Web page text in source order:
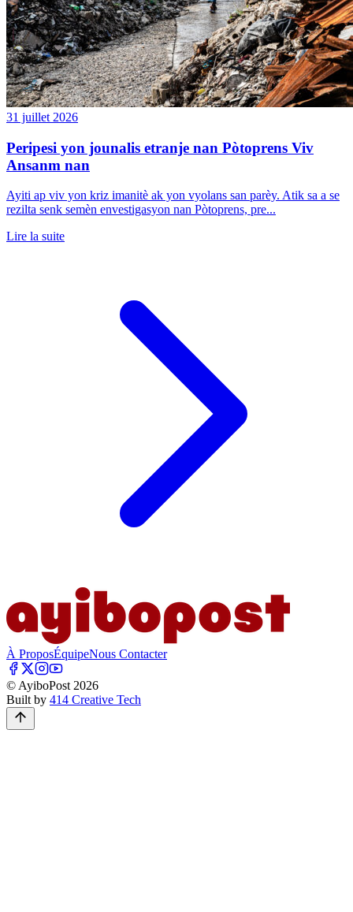
31 juillet 2026
Peripesi yon jounalis etranje nan Pòtoprens Viv
Ansanm nan
Ayiti ap viv yon kriz imanitè ak yon vyolans san parèy. Atik sa a se
rezilta senk semèn envestigasyon nan Pòtoprens, pre...
Lire la suite
À ProposÉquipeNous Contacter
© AyiboPost 2026
Built by 414 Creative Tech